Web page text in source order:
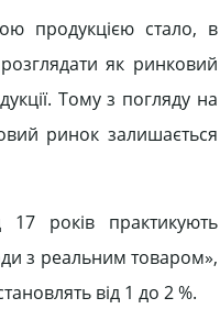
продукцією стало, в
як ринковий
Тому з погляду на
ринок залишається
17 років практикують
з реальним товаром»,
від 1 до 2 %.